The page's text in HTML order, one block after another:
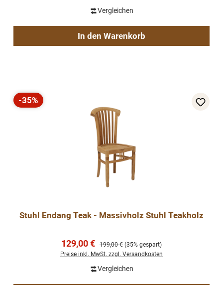
Vergleichen
In den Warenkorb
Rabatt
-35%
Stuhl Endang Teak - Massivholz Stuhl Teakholz
Verkaufspreis:
129,00 € Regulärer Preis:
199,00 € (35% gespart)
Preise inkl. MwSt. zzgl. Versandkosten
Vergleichen